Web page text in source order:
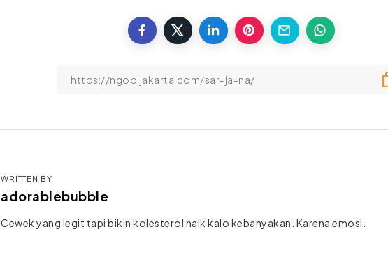
WRITTEN BY
adorablebubble
Cewek yang legit tapi bikin kolesterol naik kalo kebanyakan. Karena emosi.